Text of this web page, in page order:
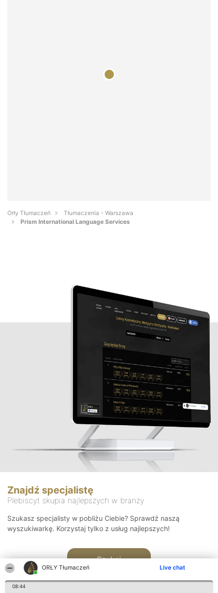
ORŁY Tłumaczeń Live chat
08:44
Orły Tłumaczeń
Tłumaczenia - Warszawa
Prism International Language Services
Znajdź specjalistę
Plebiscyt skupia najlepszych w branży
Szukasz specjalisty w pobliżu Ciebie? Sprawdź naszą
wyszukiwarkę. Korzystaj tylko z usług najlepszych!
Szukaj